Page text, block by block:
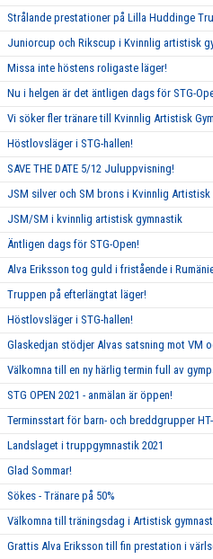
Strålande prestationer på Lilla Huddinge
Juniorcup och Rikscup i Kvinnlig artistisk
Missa inte höstens roligaste läger!
Nu i helgen är det äntligen dags för STG-
Vi söker fler tränare till Kvinnlig Artistisk
Höstlovsläger i STG-hallen!
SAVE THE DATE 5/12 Juluppvisning!
JSM silver och SM brons i Kvinnlig Artistisk
JSM/SM i kvinnlig artistisk gymnastik
Äntligen dags för STG-Open!
Alva Eriksson tog guld i fristående i
Truppen på efterlängtat läger!
Höstlovsläger i STG-hallen!
Glaskedjan stödjer Alvas satsning mot VM
Välkomna till en ny härlig termin full av
STG OPEN 2021 - anmälan är öppen!
Terminsstart för barn- och breddgrupper HT-
Landslaget i truppgymnastik 2021
Glad Sommar!
Sökes - Tränare på 50%
Välkomna till träningsdag i Artistisk
Grattis Alva Eriksson till fin prestation i